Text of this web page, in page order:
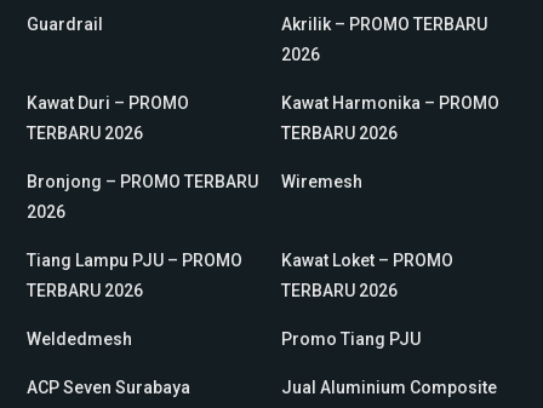
Guardrail
Akrilik – PROMO TERBARU
2026
Kawat Duri – PROMO
TERBARU 2026
Kawat Harmonika – PROMO
TERBARU 2026
Bronjong – PROMO TERBARU
2026
Wiremesh
Tiang Lampu PJU – PROMO
TERBARU 2026
Kawat Loket – PROMO
TERBARU 2026
Weldedmesh Promo Tiang PJU
ACP Seven Surabaya Jual Aluminium Composite